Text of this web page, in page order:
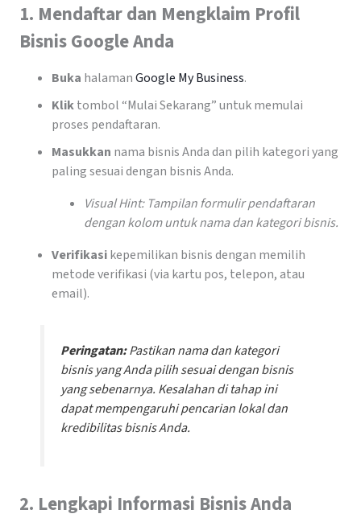
1. Mendaftar dan Mengklaim Profil
Bisnis Google Anda
Buka halamanGoogle My Business.
Kliktombol “Mulai Sekarang” untuk memulai
proses pendaftaran.
Masukkan nama bisnis Anda dan pilih kategori yang
paling sesuai dengan bisnis Anda.
Visual Hint: Tampilan formulir pendaftaran
dengan kolom untuk nama dan kategori bisnis.
Verifikasikepemilikan bisnis dengan memilih
metode verifikasi (via kartu pos, telepon, atau
email).
Peringatan:Pastikan nama dan kategori
bisnis yang Anda pilih sesuai dengan bisnis
yang sebenarnya. Kesalahan di tahap ini
dapat mempengaruhi pencarian lokal dan
kredibilitas bisnis Anda.
2. Lengkapi Informasi Bisnis Anda